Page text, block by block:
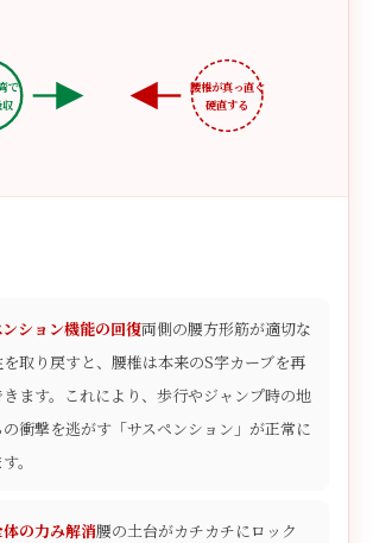
で 腰椎が真っ直ぐ
硬直する
ション機能の回復両側の腰方形筋が適切な
取り戻すと、腰椎は本来のS字カーブを再
ます。これにより、歩行やジャンプ時の地
衝撃を逃がす「サスペンション」が正常に
。
の力み解消腰の土台がカチカチにロック